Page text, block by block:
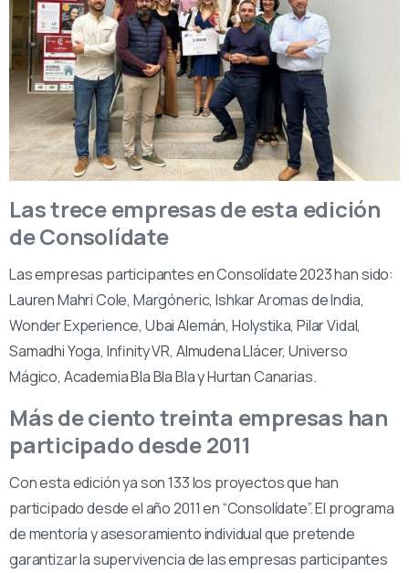
Las trece empresas de esta edición
de Consolídate
Las empresas participantes en Consolídate 2023 han sido:
Lauren Mahri Cole, Margóneric, Ishkar Aromas de India,
Wonder Experience, Ubai Alemán, Holystika, Pilar Vidal,
Samadhi Yoga, Infinity VR, Almudena Llácer, Universo
Mágico, Academia Bla Bla Bla y Hurtan Canarias.
Más de ciento treinta empresas han
participado desde 2011
Con esta edición ya son 133 los proyectos que han
participado desde el año 2011 en “Consolídate”. El programa
de mentoría y asesoramiento individual que pretende
garantizar la supervivencia de las empresas participantes